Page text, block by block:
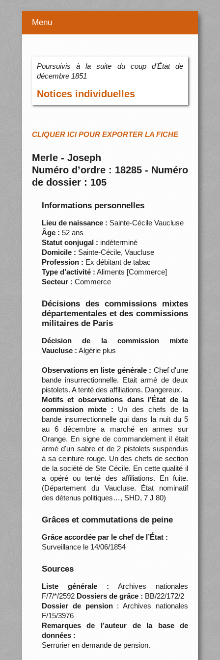
Menu
Poursuivis à la suite du coup d’État de
décembre 1851
Notices individuelles
CLIQUER ICI POUR EXPORTER LA FICHE
Merle - Joseph
Numéro d’ordre : 18285 - Numéro
de dossier : 105
Informations personnelles
Lieu de naissance : Sainte-Cécile Vaucluse
Âge : 52 ans
Statut conjugal : indéterminé
Domicile : Sainte-Cécile, Vaucluse
Profession : Ex débitant de tabac
Type d’activité : Aliments [Commerce]
Secteur : Commerce
Décisions des commissions mixtes
départementales et des commissions
militaires de Paris
Décision de la commission mixte
Vaucluse : Algérie plus
Observations en liste générale : Chef d'une
bande insurrectionnelle. Etait armé de deux
pistolets. A tenté des affiliations. Dangereux.
Motifs et observations dans l’État de la
commission mixte : Un des chefs de la
bande insurrectionnelle qui dans la nuit du 5
au 6 décembre a marché en armes sur
Orange. En signe de commandement il était
armé d'un sabre et de 2 pistolets suspendus
à sa ceinture rouge. Un des chefs de section
de la société de Ste Cécile. En cette qualité il
a opéré ou tenté des affiliations. En fuite.
(Département du Vaucluse. État nominatif
des détenus politiques…, SHD, 7 J 80)
Grâces et commutations de peine
Grâce accordée par le chef de l’État :
Surveillance le 14/06/1854
Sources
Liste générale : Archives nationales
F/7/*/2592 Dossiers de grâce : BB/22/172/2
Dossier de pension: Archives nationales
F/15/3976
Remarques de l’auteur de la base de
données :
Serrurier en demande de pension.